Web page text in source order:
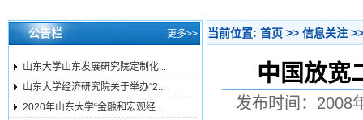
公告栏 更多>>
山东大学山东发展研究院定制化...
山东大学经济研究院关于举办“2...
2020年山东大学“金融和宏观经...
当前位置: 首页 >> 信息关注
中国放宽
发布时间：